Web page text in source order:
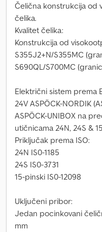
Čelična konstrukcija od
čelika.
Kvalitet čelika:
Konstrukcija od
S355J2+N/S355MC
S690QL/S700MC
Električni sistem prema
24V ASPÖCK-NORDIK
ASPÖCK-UNIBOX na
utičnicama 24N, 24S &
Priključak prema ISO:
24N IS0-1185
24S IS0-3731
15-pinski IS0-12098
Uključeni pribor:
Jedan pocinkovani
mm